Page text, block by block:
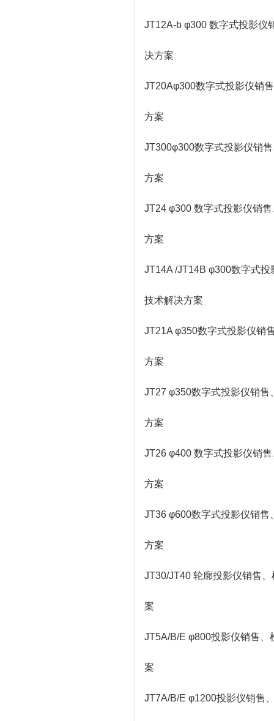
JT12A-b φ300 数字式投影仪
决方案
JT20Aφ300数字式投影仪销
方案
JT300φ300数字式投影仪销
方案
JT24 φ300 数字式投影仪销
方案
JT14A /JT14B φ300数字式
技术解决方案
JT21A φ350数字式投影仪销
方案
JT27 φ350数字式投影仪销售
方案
JT26 φ400 数字式投影仪销
方案
JT36 φ600数字式投影仪销售
方案
JT30/JT40 轮廓投影仪销售
案
JT5A/B/E φ800投影仪销售、
案
JT7A/B/E φ1200投影仪销售